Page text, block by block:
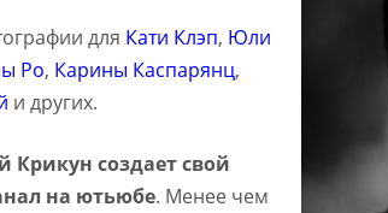
для Кати Клэп, Юли
Ро, Карины Каспарянц,
и других.
Крикун создает свой
на ютьюбе. Менее чем